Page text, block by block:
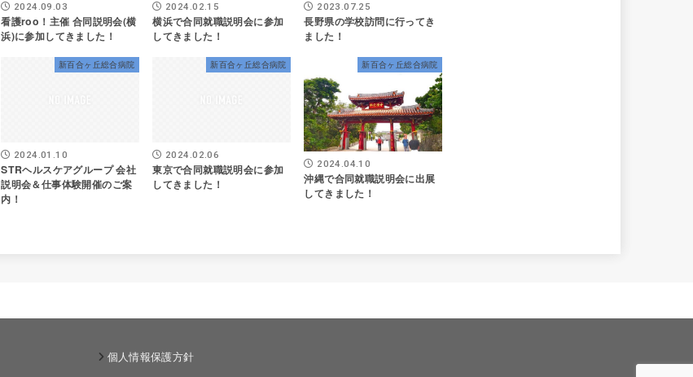
2024.09.03
看護roo！主催 合同説明会(横
浜)に参加してきました！
2024.02.15
横浜で合同就職説明会に参加
してきました！
2023.07.25
長野県の学校訪問に行ってき
ました！
新百合ヶ丘総合病院
2024.01.10
STRヘルスケアグループ 会社
説明会＆仕事体験開催のご案
内！
新百合ヶ丘総合病院
2024.02.06
東京で合同就職説明会に参加
してきました！
新百合ヶ丘総合病院
2024.04.10
沖縄で合同就職説明会に出展
してきました！
個人情報保護方針